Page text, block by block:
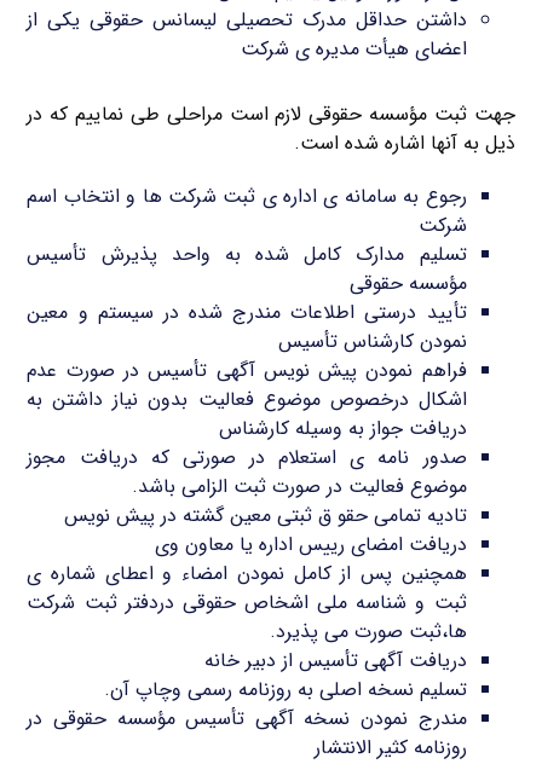
داشتن حداقل مدرک تحصیلی لیسانس حقوقی یکی از
اعضای هیأت مدیره ی شرکت
جهت ثبت مؤسسه حقوقی لازم است مراحلی طی نماییم که در
ذیل به آنها اشاره شده است.
رجوع به سامانه ی اداره ی ثبت شرکت ها و انتخاب اسم
شرکت
تسلیم مدارک کامل شده به واحد پذیرش تأسیس
مؤسسه حقوقی
تأیید درستی اطلاعات مندرج شده در سیستم و معین
نمودن کارشناس تأسیس
فراهم نمودن پیش نویس آگهی تأسیس در صورت عدم
اشکال درخصوص موضوع فعالیت بدون نیاز داشتن به
دریافت جواز به وسیله کارشناس
صدور نامه ی استعلام در صورتی که دریافت مجوز
موضوع فعالیت در صورت ثبت الزامی باشد.
تادیه تمامی حقو ق ثبتی معین گشته در پیش نویس
دریافت امضای رییس اداره یا معاون وی
همچنین پس از کامل نمودن امضاء و اعطای شماره ی
ثبت و شناسه ملی اشخاص حقوقی دردفتر ثبت شرکت
ها،ثبت صورت می پذیرد.
دریافت آگهی تأسیس از دبیر خانه
تسلیم نسخه اصلی به روزنامه رسمی وچاپ آن.
مندرج نمودن نسخه آگهی تأسیس مؤسسه حقوقی در
روزنامه کثیر الانتشار